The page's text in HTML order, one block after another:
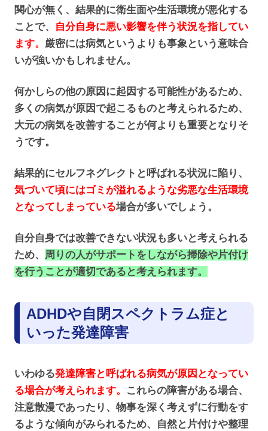
関心が無く、結果的に衛生面や生活環境が悪化する
ことで、
自分自身に悪い影響を伴う状況を指してい
ます。 厳密には病気というよりも事象という意味合
いが強いかもしれません。
何かしらの他の原因に起因する可能性があるため、
多くの病気が原因で起こるものと考えられるため、
大元の病気を改善することが何よりも重要となりそ
うです。
結果的にセルフネグレクトと呼ばれる状況に陥り、
気づいて頃にはゴミが溢れるような劣悪な生活環境
となってしまっている場合が多いでしょう。
自分自身では改善できない状況も多いと考えられる
ため、 周りの人がサポートをしながら掃除や片付け
を行うことが適切であると考えられます。
ADHDや自閉スペクトラム症と
いった発達障害
いわゆる発達障害と呼ばれる病気が原因となってい
る場合が考えられます。
これらの障害がある場合、
注意散漫であったり、物事を深く考えずに行動をす
るような傾向がみられるため、自然と片付けや整理